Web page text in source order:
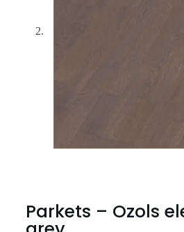
Parkets – Ozols